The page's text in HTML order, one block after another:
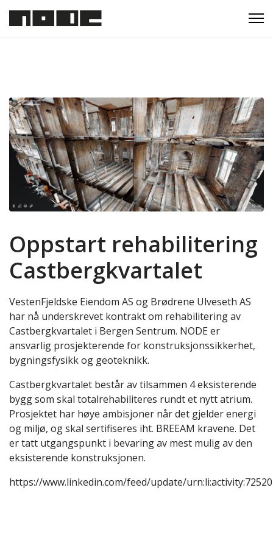
Oppstart rehabilitering
Castbergkvartalet
VestenFjeldske Eiendom AS og Brødrene Ulveseth AS
har nå underskrevet kontrakt om rehabilitering av
Castbergkvartalet i Bergen Sentrum. NODE er
ansvarlig prosjekterende for konstruksjonssikkerhet,
bygningsfysikk og geoteknikk.
Castbergkvartalet består av tilsammen 4 eksisterende
bygg som skal totalrehabiliteres rundt et nytt atrium.
Prosjektet har høye ambisjoner når det gjelder energi
og miljø, og skal sertifiseres iht. BREEAM kravene. Det
er tatt utgangspunkt i bevaring av mest mulig av den
eksisterende konstruksjonen.
https://www.linkedin.com/feed/update/